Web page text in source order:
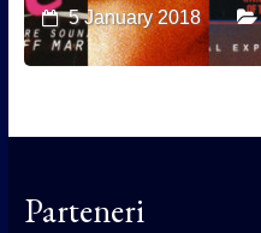
5 January 2018
Parteneri